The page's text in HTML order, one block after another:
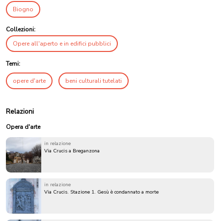
Biogno
Collezioni:
Opere all'aperto e in edifici pubblici
Temi:
opere d'arte beni culturali tutelati
Relazioni
Opera d'arte
in relazione
Via Crucis a Breganzona
in relazione
Via Crucis. Stazione 1. Gesù è condannato a morte